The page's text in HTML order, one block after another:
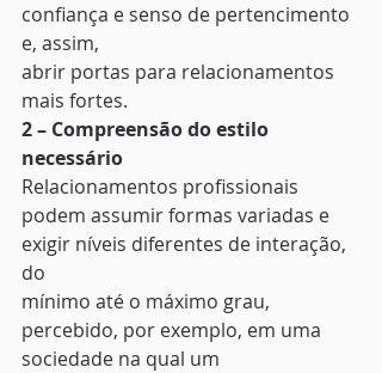
confiança e senso de pertencimento
e, assim,
abrir portas para relacionamentos
mais fortes.
2 – Compreensão do estilo
necessário
Relacionamentos profissionais
podem assumir formas variadas e
exigir níveis diferentes de interação,
do
mínimo até o máximo grau,
percebido, por exemplo, em uma
sociedade na qual um